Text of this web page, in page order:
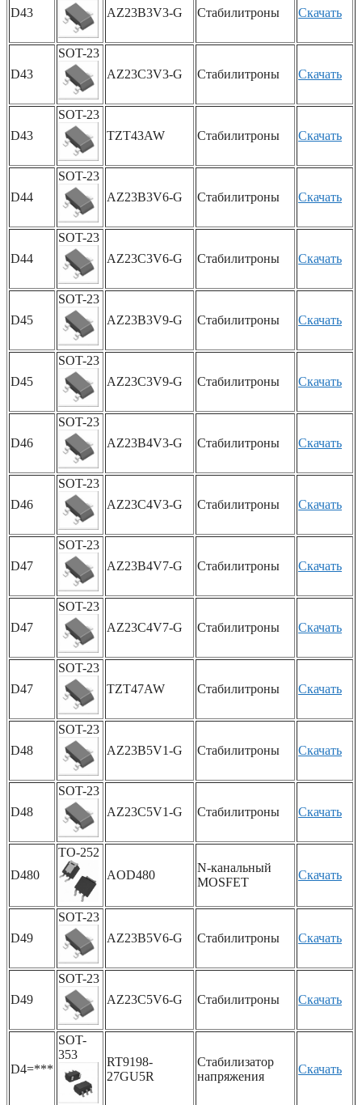
D43
AZ23B3V3-G
Стабилитроны Скачать
D43
SOT-23
AZ23C3V3-G
Стабилитроны Скачать
D43
SOT-23
TZT43AW
Стабилитроны Скачать
D44
SOT-23
AZ23B3V6-G
Стабилитроны Скачать
D44
SOT-23
AZ23C3V6-G
Стабилитроны Скачать
D45
SOT-23
AZ23B3V9-G
Стабилитроны Скачать
D45
SOT-23
AZ23C3V9-G
Стабилитроны Скачать
D46
SOT-23
AZ23B4V3-G
Стабилитроны Скачать
D46
SOT-23
AZ23C4V3-G
Стабилитроны Скачать
D47
SOT-23
AZ23B4V7-G
Стабилитроны Скачать
D47
SOT-23
AZ23C4V7-G
Стабилитроны Скачать
D47
SOT-23
TZT47AW
Стабилитроны Скачать
D48
SOT-23
AZ23B5V1-G
Стабилитроны Скачать
D48
SOT-23
AZ23C5V1-G
Стабилитроны Скачать
D480
TO-252
AOD480
N-канальный
MOSFET
Скачать
D49
SOT-23
AZ23B5V6-G
Стабилитроны Скачать
D49
SOT-23
AZ23C5V6-G
Стабилитроны Скачать
D4=***
SOT-
353
RT9198-
27GU5R
Стабилизатор
напряжения
Скачать